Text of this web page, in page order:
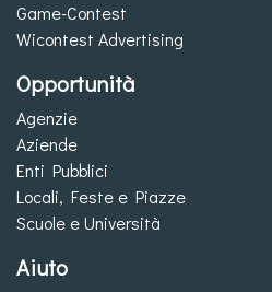
Game-Contest
Wicontest Advertising
Opportunità
Agenzie
Aziende
Enti Pubblici
Locali, Feste e Piazze
Scuole e Università
Aiuto